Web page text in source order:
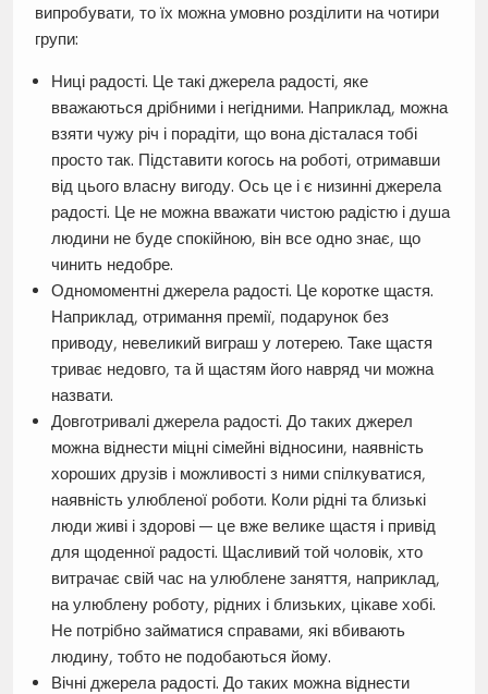
випробувати, то їх можна умовно розділити на чотири
групи:
Ниці радості. Це такі джерела радості, яке
вважаються дрібними і негідними. Наприклад, можна
взяти чужу річ і порадіти, що вона дісталася тобі
просто так. Підставити когось на роботі, отримавши
від цього власну вигоду. Ось це і є низинні джерела
радості. Це не можна вважати чистою радістю і душа
людини не буде спокійною, він все одно знає, що
чинить недобре.
Одномоментні джерела радості. Це коротке щастя.
Наприклад, отримання премії, подарунок без
приводу, невеликий виграш у лотерею. Таке щастя
триває недовго, та й щастям його навряд чи можна
назвати.
Довготривалі джерела радості. До таких джерел
можна віднести міцні сімейні відносини, наявність
хороших друзів і можливості з ними спілкуватися,
наявність улюбленої роботи. Коли рідні та близькі
люди живі і здорові — це вже велике щастя і привід
для щоденної радості. Щасливий той чоловік, хто
витрачає свій час на улюблене заняття, наприклад,
на улюблену роботу, рідних і близьких, цікаве хобі.
Не потрібно займатися справами, які вбивають
людину, тобто не подобаються йому.
Вічні джерела радості. До таких можна віднести